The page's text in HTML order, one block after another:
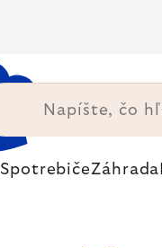
SpotrebičeZáhrada